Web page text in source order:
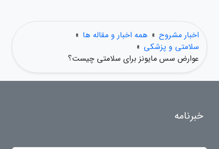
اخبار مشروح » همه اخبار و مقاله ها »
سلامتی و پزشکی »
عوارض سس مایونز برای سلامتی چیست؟
خبرنامه